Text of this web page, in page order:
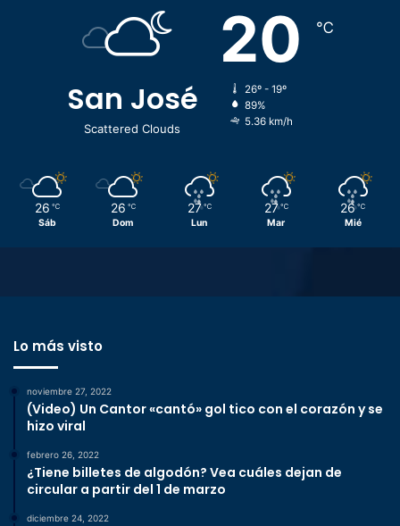
San José
Scattered Clouds
20 ℃
26º - 19º
89%
5.36 km/h
26 ℃
Sáb
26 ℃
Dom
27 ℃
Lun
27 ℃
Mar
26 ℃
Mié
Lo más visto
noviembre 27, 2022
(Video) Un Cantor «cantó» gol tico con el corazón y se
hizo viral
febrero 26, 2022
¿Tiene billetes de algodón? Vea cuáles dejan de
circular a partir del 1 de marzo
diciembre 24, 2022